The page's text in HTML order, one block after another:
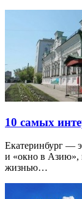
10 самых
Екатеринбург —
и «окно в Азию»,
жизнью…